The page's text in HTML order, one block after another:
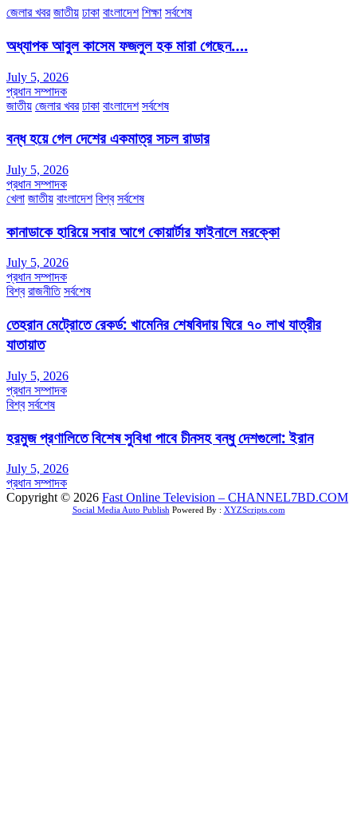
জেলার খবর জাতীয় ঢাকা বাংলাদেশ শিক্ষা সর্বশেষ
অধ্যাপক আবুল কাসেম ফজলুল হক মারা গেছেন….
July 5, 2026
প্রধান সম্পাদক
জাতীয় জেলার খবর ঢাকা বাংলাদেশ সর্বশেষ
বন্ধ হয়ে গেল দেশের একমাত্র সচল রাডার
July 5, 2026
প্রধান সম্পাদক
খেলা জাতীয় বাংলাদেশ বিশ্ব সর্বশেষ
কানাডাকে হারিয়ে সবার আগে কোয়ার্টার ফাইনালে মরক্কো
July 5, 2026
প্রধান সম্পাদক
বিশ্ব রাজনীতি সর্বশেষ
তেহরান মেট্রোতে রেকর্ড: খামেনির শেষবিদায় ঘিরে ৭০ লাখ যাত্রীর
যাতায়াত
July 5, 2026
প্রধান সম্পাদক
বিশ্ব সর্বশেষ
হরমুজ প্রণালিতে বিশেষ সুবিধা পাবে চীনসহ বন্ধু দেশগুলো: ইরান
July 5, 2026
প্রধান সম্পাদক
Copyright © 2026 Fast Online Television – CHANNEL7BD.COM
Social Media Auto Publish Powered By : XYZScripts.com